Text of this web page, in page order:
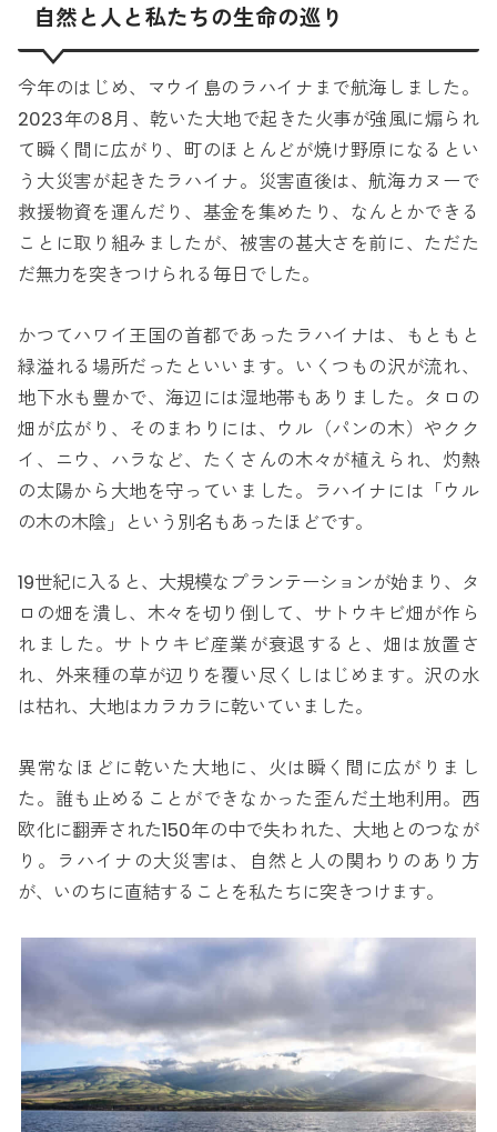
自然と人と私たちの生命の巡り
今年のはじめ、マウイ島のラハイナまで航海しました。
2023年の8月、乾いた大地で起きた火事が強風に煽られ
て瞬く間に広がり、町のほとんどが焼け野原になるとい
う大災害が起きたラハイナ。災害直後は、航海カヌーで
救援物資を運んだり、基金を集めたり、なんとかできる
ことに取り組みましたが、被害の甚大さを前に、ただた
だ無力を突きつけられる毎日でした。
かつてハワイ王国の首都であったラハイナは、もともと
緑溢れる場所だったといいます。いくつもの沢が流れ、
地下水も豊かで、海辺には湿地帯もありました。タロの
畑が広がり、そのまわりには、ウル（パンの木）やクク
イ、ニウ、ハラなど、たくさんの木々が植えられ、灼熱
の太陽から大地を守っていました。ラハイナには「ウル
の木の木陰」という別名もあったほどです。
19世紀に入ると、大規模なプランテーションが始まり、タ
ロの畑を潰し、木々を切り倒して、サトウキビ畑が作ら
れました。サトウキビ産業が衰退すると、畑は放置さ
れ、外来種の草が辺りを覆い尽くしはじめます。沢の水
は枯れ、大地はカラカラに乾いていました。
異常なほどに乾いた大地に、火は瞬く間に広がりまし
た。誰も止めることができなかった歪んだ土地利用。西
欧化に翻弄された150年の中で失われた、大地とのつなが
り。ラハイナの大災害は、自然と人の関わりのあり方
が、いのちに直結することを私たちに突きつけます。